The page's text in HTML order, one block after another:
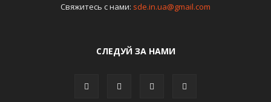
Свяжитесь с нами: sde.in.ua@gmail.com
СЛЕДУЙ ЗА НАМИ